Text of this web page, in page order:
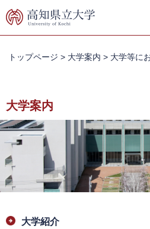
ー
ニ
て
本
文
へ
トップページ > 大学案内 > 大学等に
大学案内
文
大学紹介